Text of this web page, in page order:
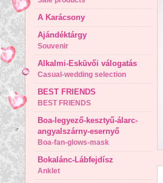
A Karácsony
Ajándéktárgy
Souvenir
Alkalmi-Esküvői válogatás
Casual-wedding selection
BEST FRIENDS
BEST FRIENDS
Boa-legyező-kesztyű-álarc-
angyalszárny-esernyő
Boa-fan-glows-mask
Bokalánc-Lábfejdísz
Anklet